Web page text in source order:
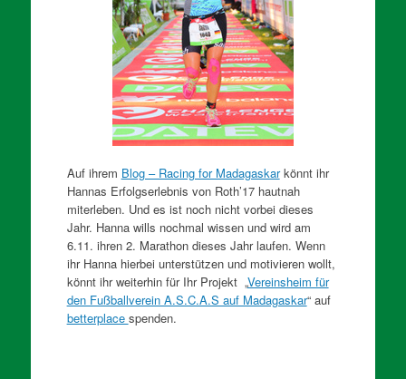
Auf ihrem Blog – Racing for Madagaskarkönnt ihr
Hannas Erfolgserlebnis von Roth’17 hautnah
miterleben. Und es ist noch nicht vorbei dieses
Jahr. Hanna wills nochmal wissen und wird am
6.11. ihren 2. Marathon dieses Jahr laufen. Wenn
ihr Hanna hierbei unterstützen und motivieren wollt,
könnt ihr weiterhin für Ihr Projekt „Vereinsheim für
den Fußballverein A.S.C.A.S auf Madagaskar“ auf
betterplace spenden.